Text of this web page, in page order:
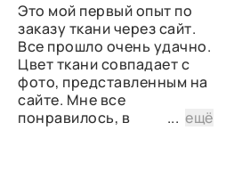
Это мой первый опыт по
заказу ткани через сайт.
Все прошло очень удачно.
Цвет ткани совпадает с
фото, представленным на
сайте. Мне все
понравилось, в
...ещё